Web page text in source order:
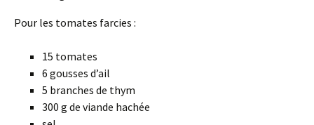
Pour les tomates farcies :
15 tomates
6 gousses d’ail
5 branches de thym
300 g de viande hachée